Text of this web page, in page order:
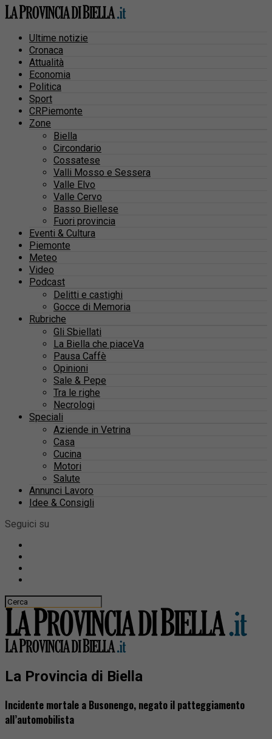
Ultime notizie
Cronaca
Attualità
Economia
Politica
Sport
CRPiemonte
Zone
Biella
Circondario
Cossatese
Valli Mosso e Sessera
Valle Elvo
Valle Cervo
Basso Biellese
Fuori provincia
Eventi & Cultura
Piemonte
Meteo
Video
Podcast
Delitti e castighi
Gocce di Memoria
Rubriche
Gli Sbiellati
La Biella che piaceVa
Pausa Caffè
Opinioni
Sale & Pepe
Tra le righe
Necrologi
Speciali
Aziende in Vetrina
Casa
Cucina
Motori
Salute
Annunci Lavoro
Idee & Consigli
Seguici su
La Provincia di Biella
Incidente mortale a Busonengo, negato il patteggiamento
all’automobilista